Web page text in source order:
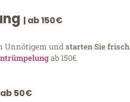
| ab 150€
Unnötigem undstarten Sie frisch
ab 150€.
50€